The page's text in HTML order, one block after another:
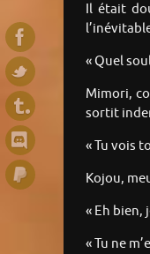
Il était
« Quel
Mimori,
sortit
« Tu vois
Kojou,
« Eh bien,
« Tu ne